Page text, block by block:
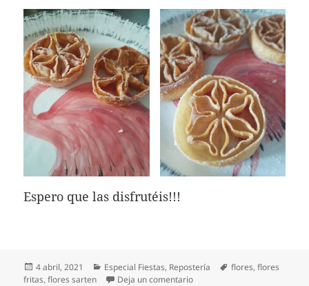
Espero que las disfrutéis!!!
Publicado
el
4 abril, 2021 Categorías
Especial Fiestas, Repostería Etiquetas
flores,flores
fritas,flores sarten Deja un comentarioen Flores de sartén